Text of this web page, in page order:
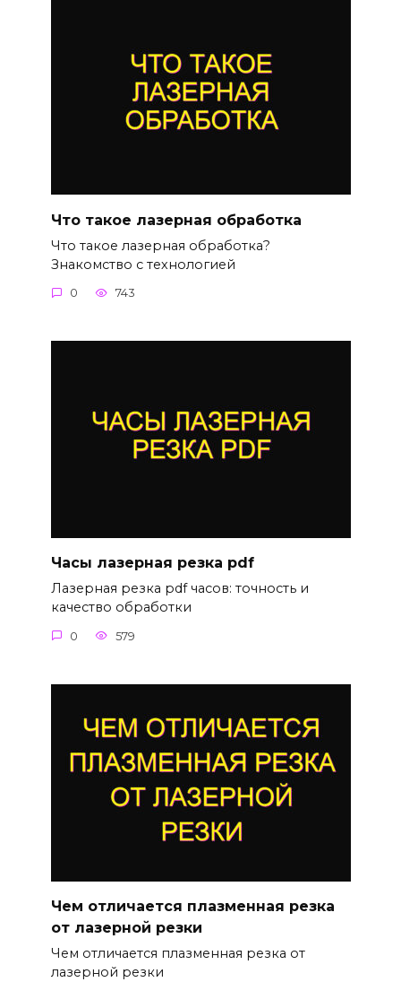
Что такое лазерная обработка
Что такое лазерная обработка?
Знакомство с технологией
0 743
Часы лазерная резка pdf
Лазерная резка pdf часов: точность и
качество обработки
0 579
Чем отличается плазменная резка
от лазерной резки
Чем отличается плазменная резка от
лазерной резки